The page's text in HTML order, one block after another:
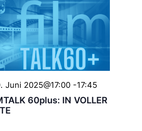
60plus: IN VOLLER
Juni 2025@17:00-17:45